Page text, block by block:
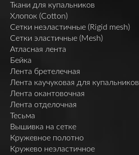
Ткани для купальников
Хлопок (Cotton)
Сетки неэластичные (Rigid mesh)
Сетки эластичные (Mesh)
Атласная лента
Бейка
Лента бретелечная
Лента каучуковая для купальников
Лента окантовочная
Лента отделочная
Тесьма
Вышивка на сетке
Кружевное полотно
Кружево неэластичное